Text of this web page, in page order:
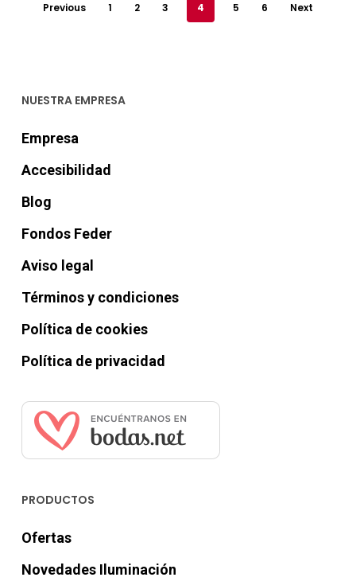
Previous 1 2 3 4 5 6 Next
NUESTRA EMPRESA
Empresa
Accesibilidad
Blog
Fondos Feder
Aviso legal
Términos y condiciones
Política de cookies
Política de privacidad
PRODUCTOS
Ofertas
Novedades Iluminación